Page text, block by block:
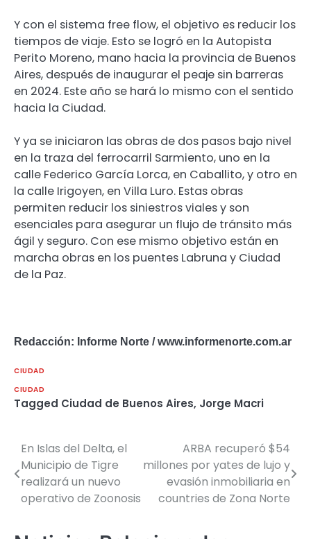
Y con el sistema free flow, el objetivo es reducir los
tiempos de viaje. Esto se logró en la Autopista
Perito Moreno, mano hacia la provincia de Buenos
Aires, después de inaugurar el peaje sin barreras
en 2024. Este año se hará lo mismo con el sentido
hacia la Ciudad.
Y ya se iniciaron las obras de dos pasos bajo nivel
en la traza del ferrocarril Sarmiento, uno en la
calle Federico García Lorca, en Caballito, y otro en
la calle Irigoyen, en Villa Luro. Estas obras
permiten reducir los siniestros viales y son
esenciales para asegurar un flujo de tránsito más
ágil y seguro. Con ese mismo objetivo están en
marcha obras en los puentes Labruna y Ciudad
de la Paz.
Redacción: Informe Norte / www.informenorte.com.ar
CIUDAD
CIUDAD
Tagged Ciudad de Buenos Aires, Jorge Macri
Navegación
de
entradas
En Islas del Delta, el
Municipio de Tigre
realizará un nuevo
operativo de Zoonosis
ARBA recuperó $54
millones por yates de lujo y
evasión inmobiliaria en
countries de Zona Norte